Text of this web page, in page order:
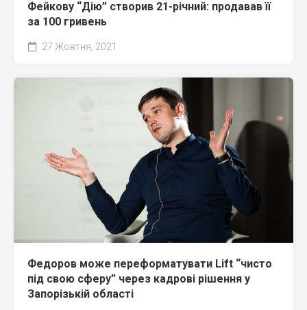
Фейкову “Дію” створив 21-річний: продавав її
за 100 гривень
27 Жовтня, 2021
Федоров може переформатувати Lift “чисто
під свою сферу” через кадрові рішення у
Запорізькій області